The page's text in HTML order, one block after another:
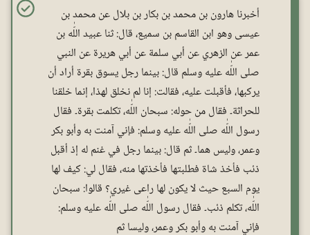
أخبرنا هارون بن محمد بن بكار بن بلال عن محمد بن
عيسى وهو ابن القاسم بن سميع، قال: ثنا عبيد اللّٰه بن
عمر عن الزهري عن أبي سلمة عن أبي هريرة عن النبي
صلى اللّٰه عليه وسلم قال: بينما رجل يسوق بقرة أراد أن
يركبها، فأقبلت عليه، فقالت: إنا لم نخلق لهذا، إنما خلقنا
للحراثة۔ فقال من حوله: سبحان اللّٰه، تكلمت بقرة۔ فقال
رسول اللّٰه صلى اللّٰه عليه وسلم: فإني آمنت به وأبو بکر
وعمر، وليس هما۔ ثم قال: بينما رجل في غنم له إذ أقبل
ذئب فأخذ شاة فطلبتها فأخذتها منه، فقال لي: كيف لها
يوم السبع حيث لا يكون لها راعی غیري؟ قالوا: سبحان
اللّٰه، تكلم ذئب۔ فقال رسول اللّٰه صلى اللّٰه عليه وسلم:
فإني آمنت به وأبو بکر وعمر، وليسا ثم